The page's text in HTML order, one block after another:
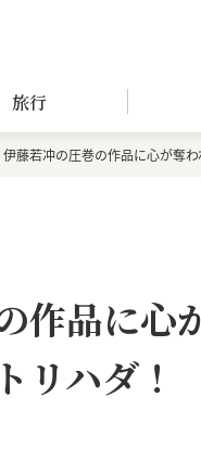
旅行
伊藤若冲の圧巻の作品に心が奪
作品に心
リハダ